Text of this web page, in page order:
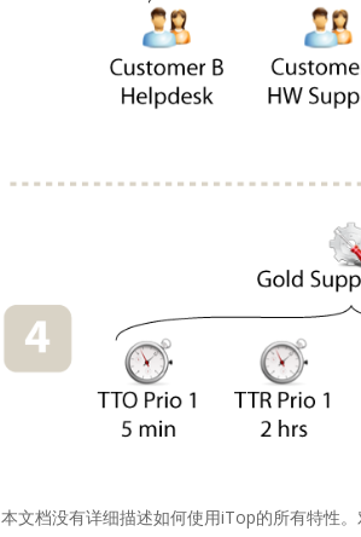
本文档没有详细描述如何使用iTop的所有特性